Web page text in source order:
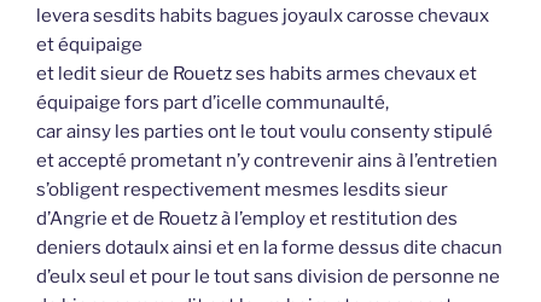
levera sesdits habits bagues joyaulx carosse chevaux
et équipaige
et ledit sieur de Rouetz ses habits armes chevaux et
équipaige fors part d’icelle communaulté,
car ainsy les parties ont le tout voulu consenty stipulé
et accepté prometant n’y contrevenir ains à l’entretien
s’obligent respectivement mesmes lesdits sieur
d’Angrie et de Rouetz à l’employ et restitution des
deniers dotaulx ainsi et en la forme dessus dite chacun
d’eulx seul et pour le tout sans division de personne ne